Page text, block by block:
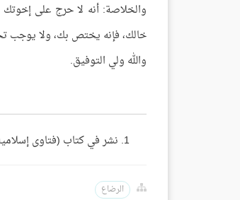
والخلاصة: أنه لا حرج على
خالك، فإنه يختص بك، ولا يوجب
والله ولي التوفيق.
نشر في كتاب (فتاوى إسلامية)، من جمع/ محمد المسند
الرضاع